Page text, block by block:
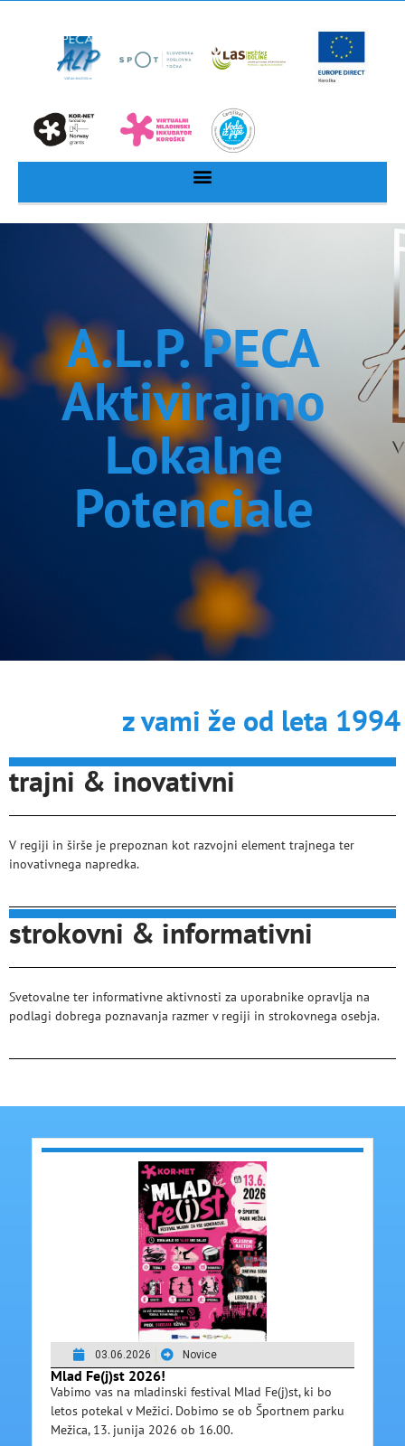
A.L.P. PECA
Aktivirajmo
Lokalne
Potenciale
z vami že od leta 1994
trajni & inovativni
V regiji in širše je prepoznan kot razvojni element trajnega ter
inovativnega napredka.
strokovni & informativni
Svetovalne ter informativne aktivnosti za uporabnike opravlja na
podlagi dobrega poznavanja razmer v regiji in strokovnega osebja.
03.06.2026 Novice
Mlad Fe(j)st 2026!
Vabimo vas na mladinski festival Mlad Fe(j)st, ki bo
letos potekal v Mežici. Dobimo se ob Športnem parku
Mežica, 13. junija 2026 ob 16.00.